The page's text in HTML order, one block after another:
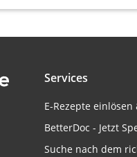
Services
E-Rezepte
BetterDoc - Jetzt
Suche nach dem
Informationen